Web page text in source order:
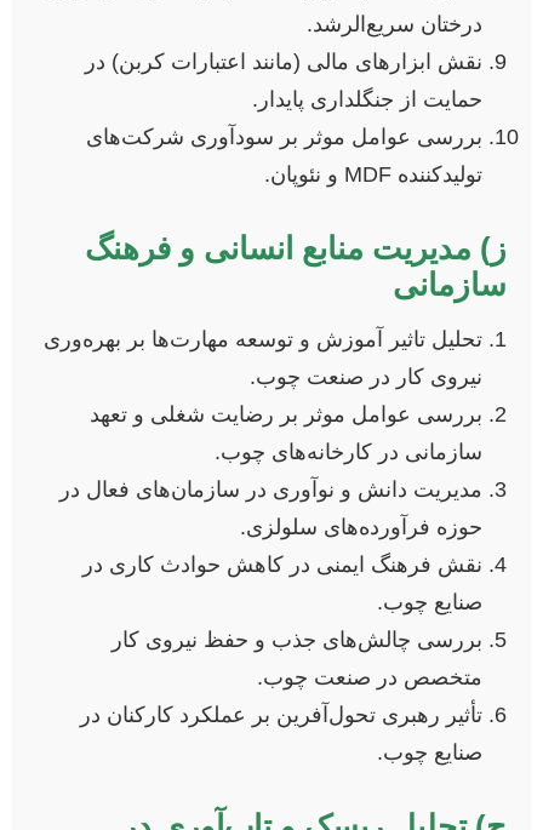
درختان سریع‌الرشد.
نقش ابزارهای مالی (مانند اعتبارات کربن) در
حمایت از جنگلداری پایدار.
بررسی عوامل موثر بر سودآوری شرکت‌های
تولیدکننده MDF و نئوپان.
ز) مدیریت منابع انسانی و فرهنگ
سازمانی
تحلیل تاثیر آموزش و توسعه مهارت‌ها بر بهره‌وری
نیروی کار در صنعت چوب.
بررسی عوامل موثر بر رضایت شغلی و تعهد
سازمانی در کارخانه‌های چوب.
مدیریت دانش و نوآوری در سازمان‌های فعال در
حوزه فرآورده‌های سلولزی.
نقش فرهنگ ایمنی در کاهش حوادث کاری در
صنایع چوب.
بررسی چالش‌های جذب و حفظ نیروی کار
متخصص در صنعت چوب.
تأثیر رهبری تحول‌آفرین بر عملکرد کارکنان در
صنایع چوب.